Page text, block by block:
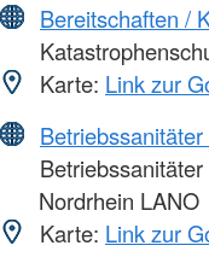
Bereitschaften /
Karte: Link zur
Nordrhein LANO
Karte: Link zur